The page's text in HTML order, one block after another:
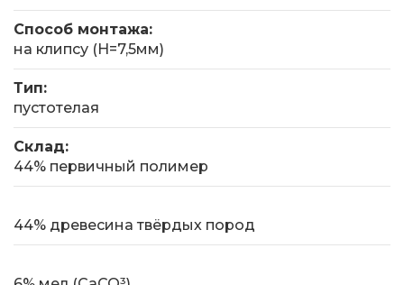
Способ монтажа:
на клипсу (Н=7,5мм)
Тип:
пустотелая
Склад:
44% первичный полимер
44% древесина твёрдых пород